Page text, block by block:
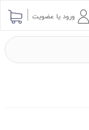
ورود یا عضویت
ارسال پرسش